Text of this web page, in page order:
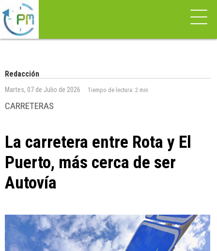
Redacción
Martes, 07 de Julio de 2026 Tiempo de lectura: 2 min
CARRETERAS
La carretera entre Rota y El
Puerto, más cerca de ser
Autovía